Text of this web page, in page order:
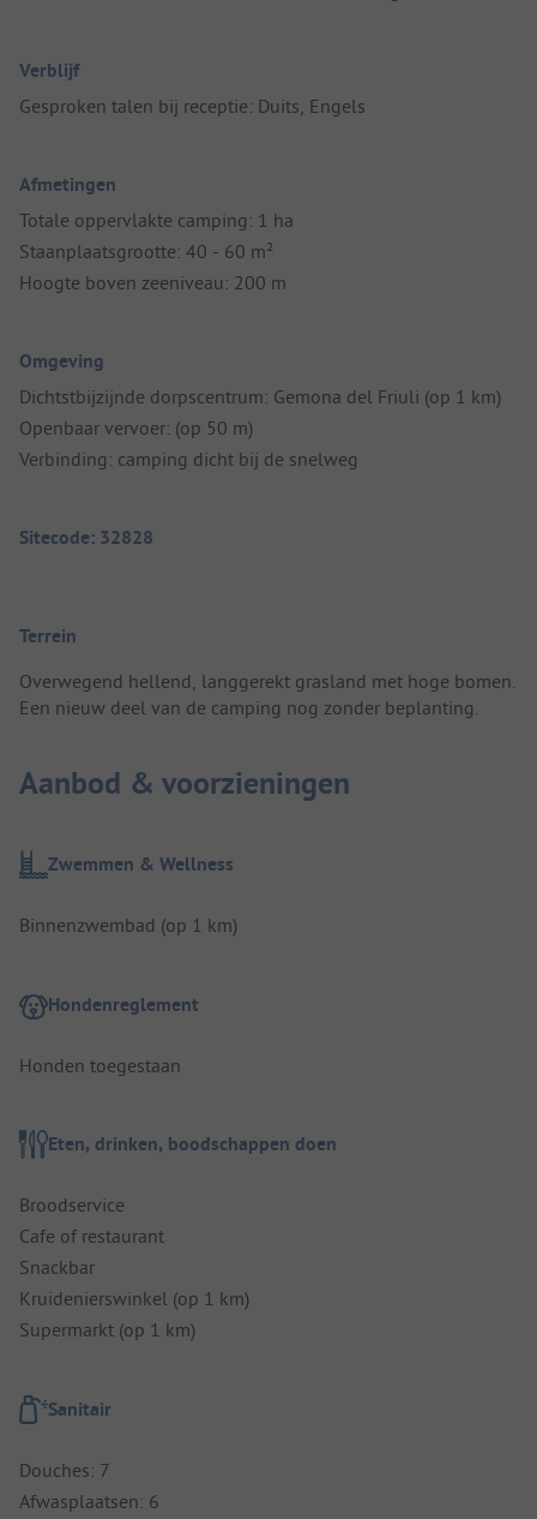
Verblijf
Gesproken talen bij receptie: Duits, Engels
Afmetingen
Totale oppervlakte camping: 1 ha
Staanplaatsgrootte: 40 - 60 m²
Hoogte boven zeeniveau: 200 m
Omgeving
Dichtstbijzijnde dorpscentrum: Gemona del Friuli (op 1 km)
Openbaar vervoer: (op 50 m)
Verbinding: camping dicht bij de snelweg
Sitecode: 32828
Terrein
Overwegend hellend, langgerekt grasland met hoge bomen.
Een nieuw deel van de camping nog zonder beplanting.
Aanbod & voorzieningen
Zwemmen & Wellness
Binnenzwembad (op 1 km)
Hondenreglement
Honden toegestaan
Eten, drinken, boodschappen doen
Broodservice
Cafe of restaurant
Snackbar
Kruidenierswinkel (op 1 km)
Supermarkt (op 1 km)
Sanitair
Douches: 7
Afwasplaatsen: 6